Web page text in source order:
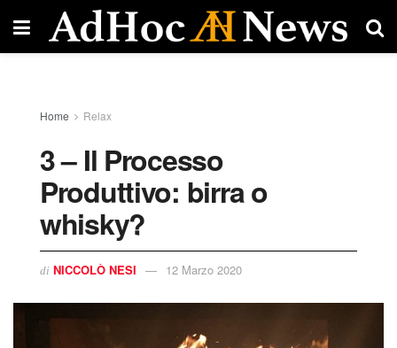
Home Relax
3 – Il Processo
Produttivo: birra o
whisky?
di NICCOLÒ NESI 12 Marzo 2020